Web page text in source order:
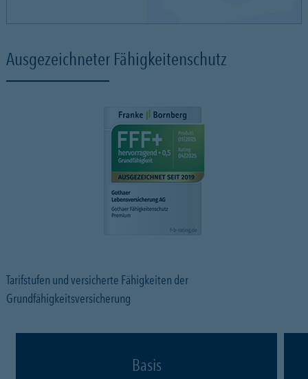
Ausgezeichneter Fähigkeitenschutz
Tarifstufen und versicherte Fähigkeiten der
Grundfähigkeitsversicherung
Basis